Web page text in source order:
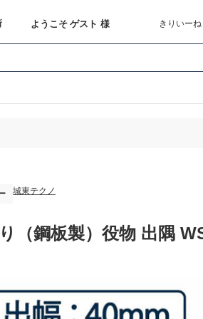
ようこそ ゲスト 様 きりいー
城東テクノ
（鋼板製）役物 出隅